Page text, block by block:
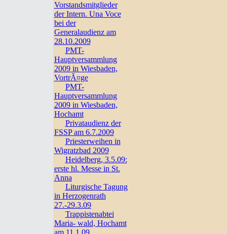
Vorstandsmitglieder
der Intern. Una Voce
bei der
Generalaudienz am
28.10.2009
PMT-
Hauptversammlung
2009 in Wiesbaden,
VortrÃ¤ge
PMT-
Hauptversammlung
2009 in Wiesbaden,
Hochamt
Privataudienz der
FSSP am 6.7.2009
Priesterweihen in
Wigratzbad 2009
Heidelberg, 3.5.09:
erste hl. Messe in St.
Anna
Liturgische Tagung
in Herzogenrath
27.-29.3.09
Trappistenabtei
Maria- wald, Hochamt
am 11.1.09